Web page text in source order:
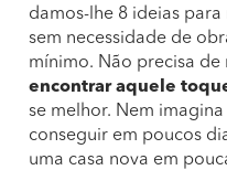
damos-lhe 8 ideias para
sem necessidade de
mínimo. Não precisa de
encontrar aquele
se melhor. Nem
conseguir em poucos
uma casa nova em